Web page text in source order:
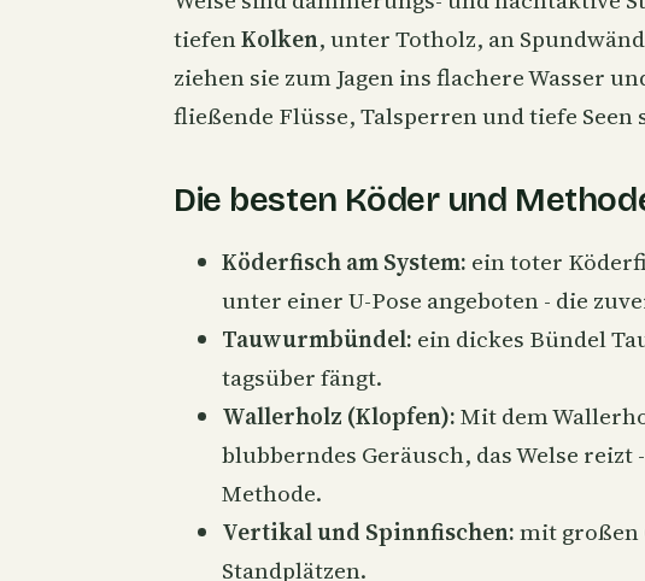
tiefenKolken, unter Totholz, an
ziehen sie zum Jagen ins flachere Wasser
fließende Flüsse, Talsperren und tiefe Seen
Die besten Köder und
Köderfischam System: ein toter
unter einer U-Pose angeboten - die
Tauwurmbündel: ein dickes Bündel
tagsüber fängt.
Wallerholz (Klopfen):Mit dem
blubberndes Geräusch, das Welse
Methode.
Vertikal und Spinnfischen:mit großen
Standplätzen.